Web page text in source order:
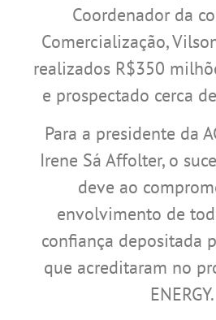
Coordenador da
Comercialização,
realizados R$350
e prospectado cerca
Para a presidente da
Irene Sá Affolter, o
deve ao
envolvimento de
confiança depositada
que acreditaram no
ENERGY.